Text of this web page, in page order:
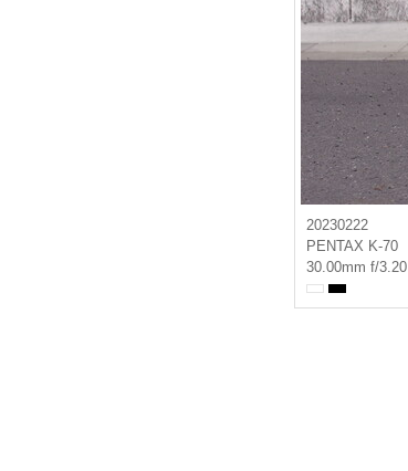
20230222
PENTAX K-70
30.00mm f/3.20